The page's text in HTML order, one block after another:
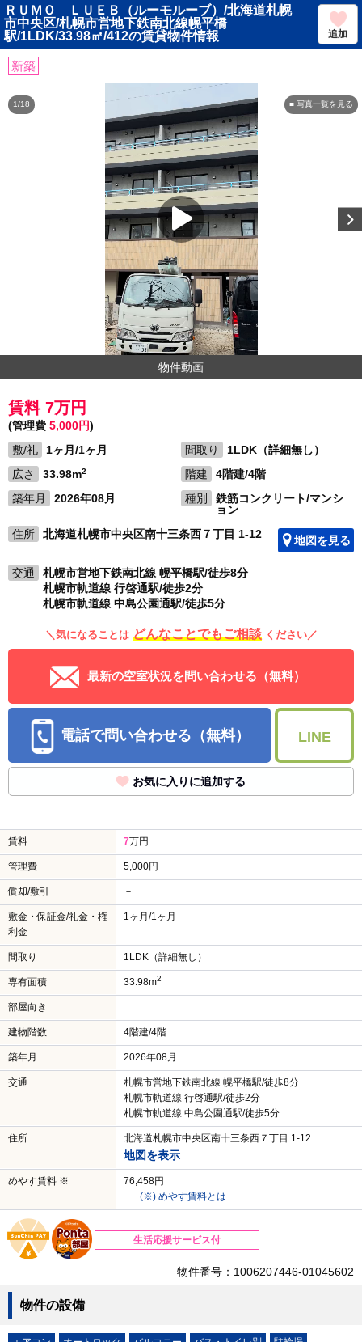
ＲＵＭＯ ＬＵＥＢ（ルーモルーブ）/北海道札幌
市中央区/札幌市営地下鉄南北線幌平橋
駅/1LDK/33.98㎡/412の賃貸物件情報
追加
新築
■ 写真一覧を見る
1/18
物件動画
賃料 7万円
(管理費 5,000円)
敷/礼
1ヶ月/1ヶ月 間取り
1LDK（詳細無し）
広さ
33.98m2 階建
4階建/4階
築年月
2026年08月 種別
鉄筋コンクリート/マンシ
ョン
住所
北海道札幌市中央区南十三条西７丁目 1-12 地図を見る
交通
札幌市営地下鉄南北線 幌平橋駅/徒歩8分
札幌市軌道線 行啓通駅/徒歩2分
札幌市軌道線 中島公園通駅/徒歩5分
＼気になることは どんなことでもご相談 ください／
最新の空室状況を問い合わせる（無料）
電話で問い合わせる（無料） LINE
お気に入りに追加する
賃料 7万円
管理費 5,000円
償却/敷引 －
敷金・保証金/礼金・権
利金
1ヶ月/1ヶ月
間取り 1LDK（詳細無し）
専有面積 33.98m2
部屋向き
建物階数 4階建/4階
築年月 2026年08月
交通
札幌市営地下鉄南北線 幌平橋駅/徒歩8分
札幌市軌道線 行啓通駅/徒歩2分
札幌市軌道線 中島公園通駅/徒歩5分
住所 北海道札幌市中央区南十三条西７丁目 1-12
地図を表示
めやす賃料 ※
76,458円
(※) めやす賃料とは
生活応援サービス付
物件番号：1006207446-01045602
物件の設備